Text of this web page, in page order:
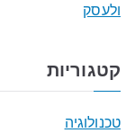
ולעסק
קטגוריות
טכנולוגיה